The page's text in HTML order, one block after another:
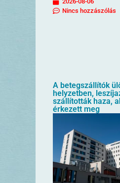
Nincs hozzászólás
A betegszállítók
helyzetben,
szállították haza,
érkezett meg